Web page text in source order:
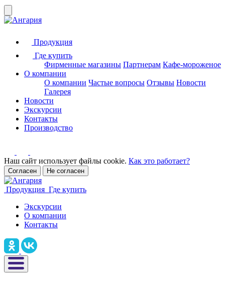
Продукция
Где купить
Фирменные магазины Партнерам Кафе-мороженое
О компании
О компании Частые вопросы Отзывы Новости
Галерея
Новости
Экскурсии
Контакты
Производство
Наш сайт использует файлы cookie. Как это работает?
Согласен Не согласен
Продукция Где купить
Экскурсии
О компании
Контакты